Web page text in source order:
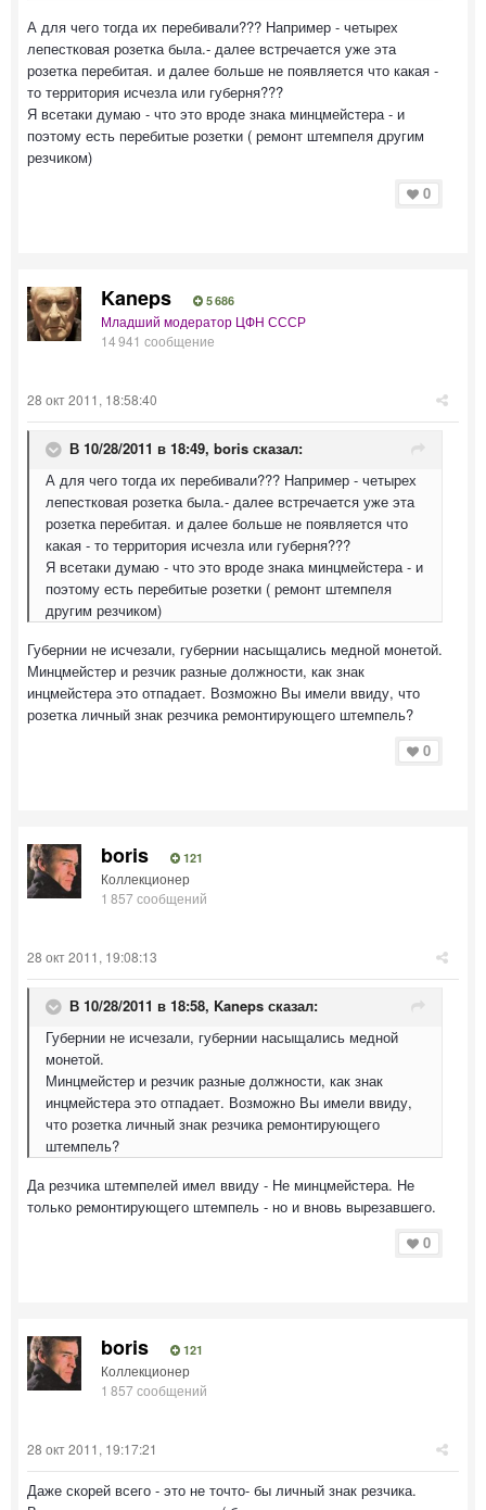
А для чего тогда их перебивали??? Например - четырех
лепестковая розетка была.- далее встречается уже эта
розетка перебитая. и далее больше не появляется что какая -
то территория исчезла или губерня???
Я всетаки думаю - что это вроде знака минцмейстера - и
поэтому есть перебитые розетки ( ремонт штемпеля другим
резчиком)
0
Kaneps 5 686
Младший модератор ЦФН СССР
14 941 сообщение
28 окт 2011, 18:58:40
В 10/28/2011 в 18:49, boris сказал:
А для чего тогда их перебивали??? Например - четырех
лепестковая розетка была.- далее встречается уже эта
розетка перебитая. и далее больше не появляется что
какая - то территория исчезла или губерня???
Я всетаки думаю - что это вроде знака минцмейстера - и
поэтому есть перебитые розетки ( ремонт штемпеля
другим резчиком)
Губернии не исчезали, губернии насыщались медной монетой.
Минцмейстер и резчик разные должности, как знак
инцмейстера это отпадает. Возможно Вы имели ввиду, что
розетка личный знак резчика ремонтирующего штемпель?
0
boris 121
Коллекционер
1 857 сообщений
28 окт 2011, 19:08:13
В 10/28/2011 в 18:58, Kaneps сказал:
Губернии не исчезали, губернии насыщались медной
монетой.
Минцмейстер и резчик разные должности, как знак
инцмейстера это отпадает. Возможно Вы имели ввиду,
что розетка личный знак резчика ремонтирующего
штемпель?
Да резчика штемпелей имел ввиду - Не минцмейстера. Не
только ремонтирующего штемпель - но и вновь вырезавшего.
0
boris 121
Коллекционер
1 857 сообщений
28 окт 2011, 19:17:21
Даже скорей всего - это не точто- бы личный знак резчика.